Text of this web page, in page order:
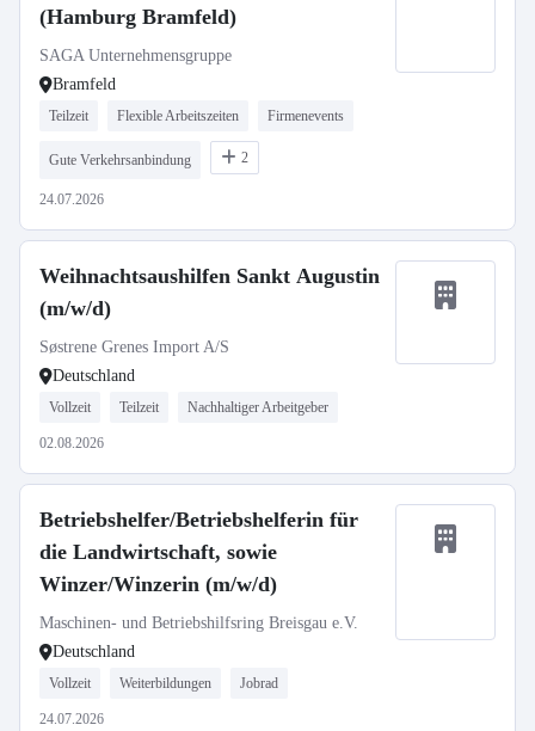
(Hamburg Bramfeld)
SAGA Unternehmensgruppe
Bramfeld
Teilzeit Flexible Arbeitszeiten Firmenevents
Gute Verkehrsanbindung 2
24.07.2026
Weihnachtsaushilfen Sankt Augustin
(m/w/d)
Søstrene Grenes Import A/S
Deutschland
Vollzeit Teilzeit Nachhaltiger Arbeitgeber
02.08.2026
Betriebshelfer/Betriebshelferin für
die Landwirtschaft, sowie
Winzer/Winzerin (m/w/d)
Maschinen- und Betriebshilfsring Breisgau e.V.
Deutschland
Vollzeit Weiterbildungen Jobrad
24.07.2026